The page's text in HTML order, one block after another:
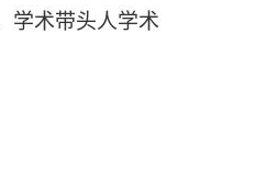
学术带头人学术